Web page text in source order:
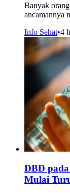
Banyak
ancamannya
Info Sehat•4
DBD
Mulai